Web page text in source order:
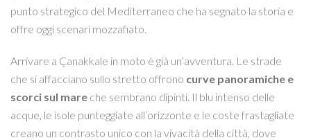
punto strategico del Mediterraneo che ha segnato la storia e
offre oggi scenari mozzafiato.
Arrivare a Çanakkale in moto è già un’avventura. Le strade
che si affacciano sullo stretto offrono curve panoramiche e
scorci sul mare che sembrano dipinti. Il blu intenso delle
acque, le isole punteggiate all’orizzonte e le coste frastagliate
creano un contrasto unico con la vivacità della città, dove